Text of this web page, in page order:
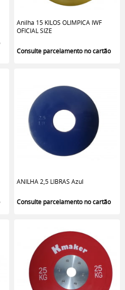
Anilha 15 KILOS OLIMPICA IWF
OFICIAL SIZE
ANILHA 2,5 LIBRAS Azul